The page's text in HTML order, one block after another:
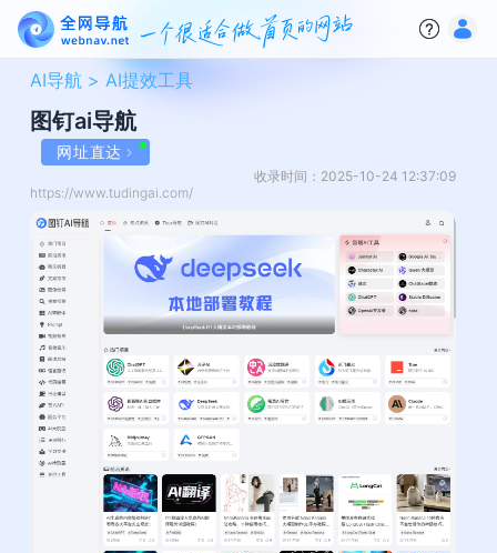
AI导航 >AI提效工具
图钉ai导航
网址直达
收录时间：2025-10-24 12:37:09
https://www.tudingai.com/